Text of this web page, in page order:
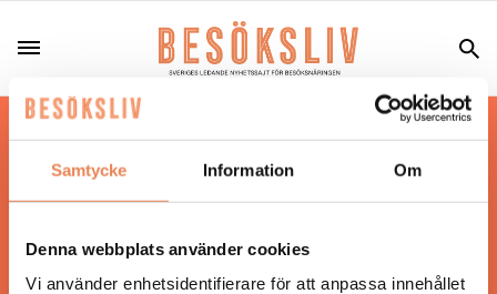
Samtycke Information Om
Denna webbplats använder cookies
Vi använder enhetsidentifierare för att anpassa innehållet
Hos oss läser du landets mest uppdaterade
nyheter och snackisar inom besöksnäringen.
Besöksliv i sin tryckta form är ett affärsmagasin
Tidningen ges ut avVisita